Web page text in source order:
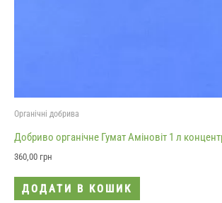
Органічні добрива
Добриво органічне Гумат Аміновіт 1 л
360,00 грн
ДОДАТИ В КОШИК